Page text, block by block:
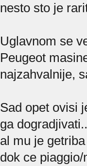
nesto sto je
Uglavnom se
Peugeot
najzahvalnije,
Sad opet ovisi
ga
al mu je
dok ce